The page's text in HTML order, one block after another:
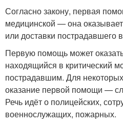
Согласно закону, первая
медицинской — она
или доставки пострадавшего
Первую помощь может
находящийся в критический
пострадавшим. Для
оказание первой помощи —
Речь идёт о полицейских,
военнослужащих, пожарных.